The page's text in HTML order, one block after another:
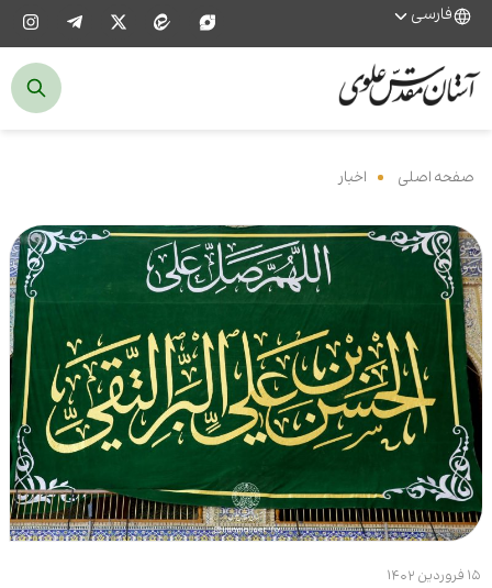
فارسی
صفحه اصلی اخبار
۱۵ فروردین ۱۴۰۲